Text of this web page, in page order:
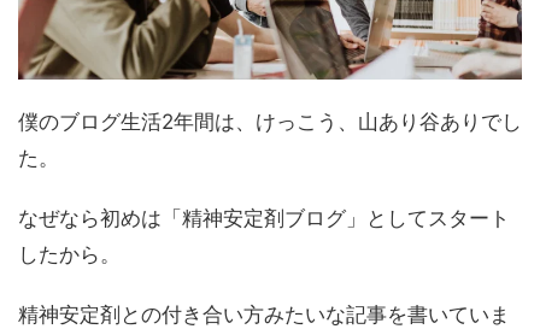
僕のブログ生活2年間は、けっこう、山あり谷ありでし
た。
なぜなら初めは「精神安定剤ブログ」としてスタート
したから。
精神安定剤との付き合い方みたいな記事を書いていま